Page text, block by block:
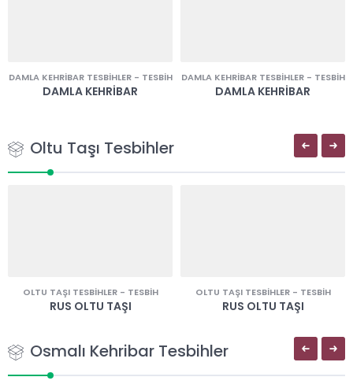
DAMLA KEHRIBAR TESBIHLER- TESBIH
DAMLA KEHRIBAR
DAMLA KEHRIBAR TESBIHLER- TESBIH
DAMLA KEHRIBAR
Oltu Taşı Tesbihler
OLTU TAŞI TESBIHLER- TESBIH
RUS OLTU TAŞI
OLTU TAŞI TESBIHLER- TESBIH
RUS OLTU TAŞI
Osmalı Kehribar Tesbihler